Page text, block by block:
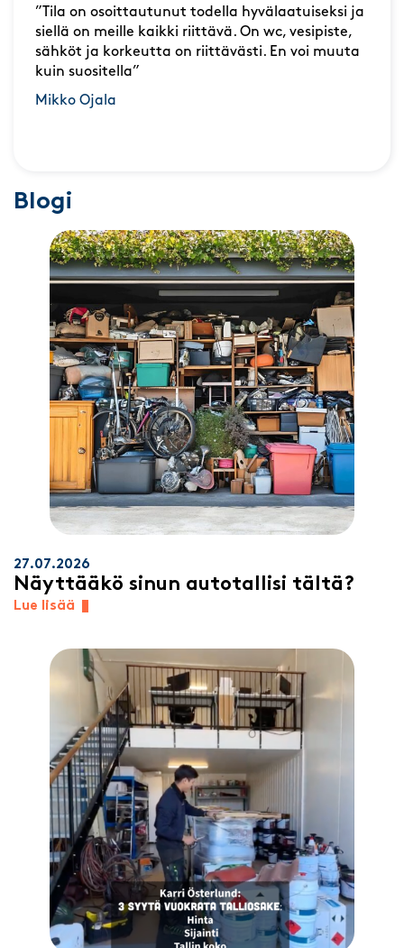
”Tila on osoittautunut todella hyvälaatuiseksi ja
siellä on meille kaikki riittävä. On wc, vesipiste,
sähköt ja korkeutta on riittävästi. En voi muuta
kuin suositella”
Mikko Ojala
Blogi
27.07.2026
Näyttääkö sinun autotallisi tältä?
Lue lisää